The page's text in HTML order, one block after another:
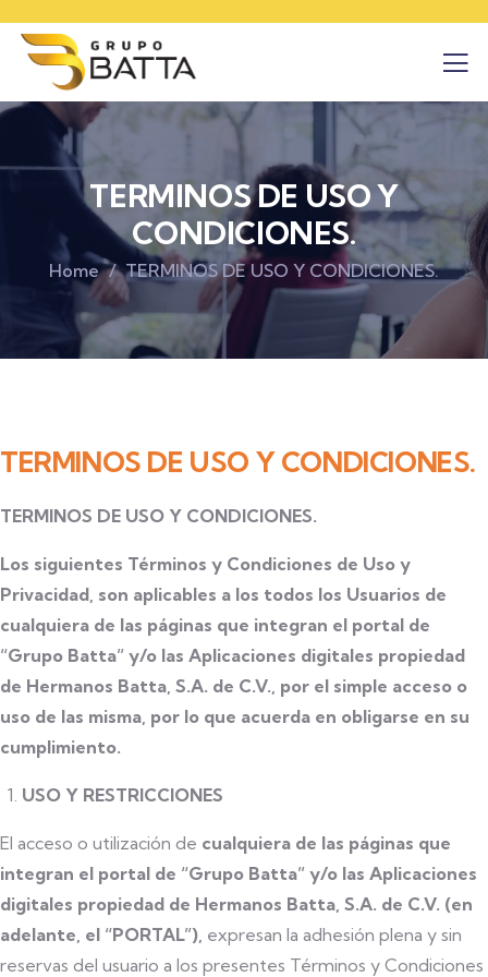
TERMINOS DE USO Y
CONDICIONES.
Home TERMINOS DE USO Y CONDICIONES.
TERMINOS DE USO Y CONDICIONES.
TERMINOS DE USO Y CONDICIONES.
Los siguientes Términos y Condiciones de Uso y
Privacidad, son aplicables a los todos los Usuarios de
cualquiera de las páginas que integran el portal de
“Grupo Batta” y/o las Aplicaciones digitales propiedad
de Hermanos Batta, S.A. de C.V., por el simple acceso o
uso de las misma, por lo que acuerda en obligarse en su
cumplimiento.
USO Y RESTRICCIONES
El acceso o utilización de cualquiera de las páginas que
integran el portal de “Grupo Batta” y/o las Aplicaciones
digitales propiedad de Hermanos Batta, S.A. de C.V. (en
adelante, el “PORTAL”), expresan la adhesión plena y sin
reservas del usuario a los presentes Términos y Condiciones